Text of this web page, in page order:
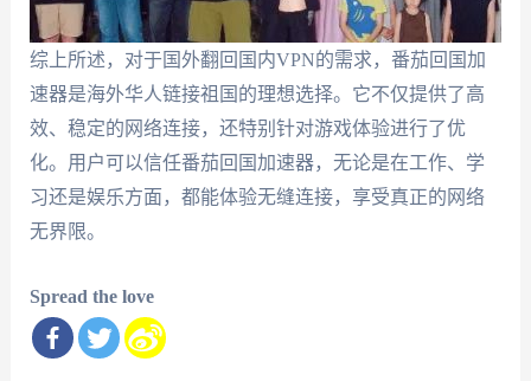
综上所述，对于国外翻回国内VPN的需求，番茄回国加
速器是海外华人链接祖国的理想选择。它不仅提供了高
效、稳定的网络连接，还特别针对游戏体验进行了优
化。用户可以信任番茄回国加速器，无论是在工作、学
习还是娱乐方面，都能体验无缝连接，享受真正的网络
无界限。
Spread the love